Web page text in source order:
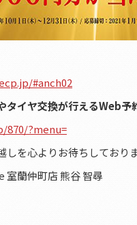
#anch02
タイヤ交換が行えるWeb予
?menu=
を心よりお待ちしておりま
室蘭仲町店 熊谷 智尋